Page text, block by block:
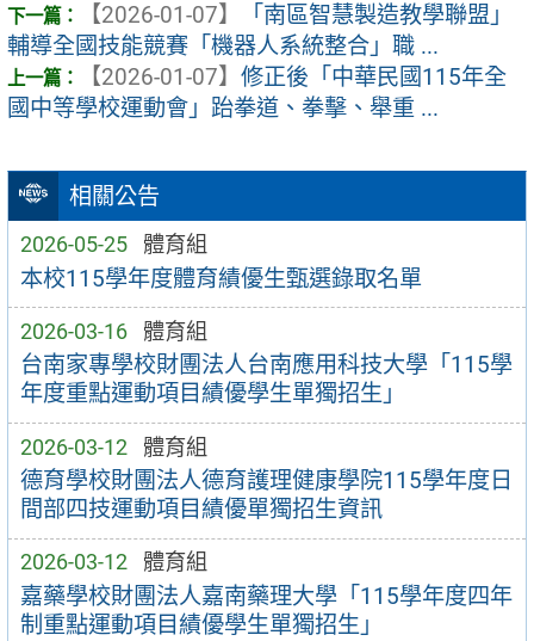
相關公告
2026-05-25 體育組
本校115學年度體育績優生甄選錄取名單
2026-03-16 體育組
台南家專學校財團法人台南應用科技大學「115學
年度重點運動項目績優學生單獨招生」
2026-03-12 體育組
德育學校財團法人德育護理健康學院115學年度日
間部四技運動項目績優單獨招生資訊
2026-03-12 體育組
嘉藥學校財團法人嘉南藥理大學「115學年度四年
制重點運動項目績優學生單獨招生」
【2026-01-07】
「南區智慧製造教學聯盟」
輔導全國技能競賽「機器人系統整合」職 ...
【2026-01-07】 修正後「中華民國115年全
國中等學校運動會」跆拳道、拳擊、舉重 ...